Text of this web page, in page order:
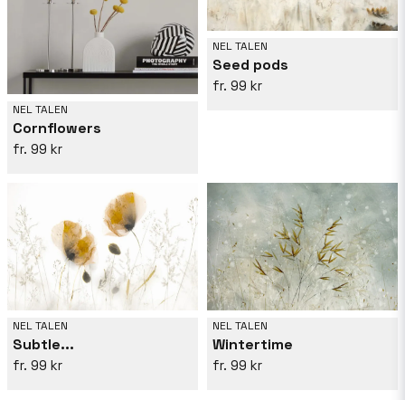
NEL TALEN
Cornflowers
99 kr
NEL TALEN
Seed pods
99 kr
NEL TALEN
Subtle...
99 kr
NEL TALEN
Wintertime
99 kr